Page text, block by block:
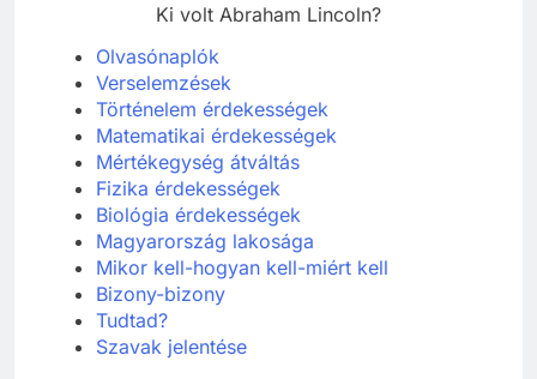
Ki volt Abraham Lincoln?
Olvasónaplók
Verselemzések
Történelem érdekességek
Matematikai érdekességek
Mértékegység átváltás
Fizika érdekességek
Biológia érdekességek
Magyarország lakosága
Mikor kell-hogyan kell-miért kell
Bizony-bizony
Tudtad?
Szavak jelentése